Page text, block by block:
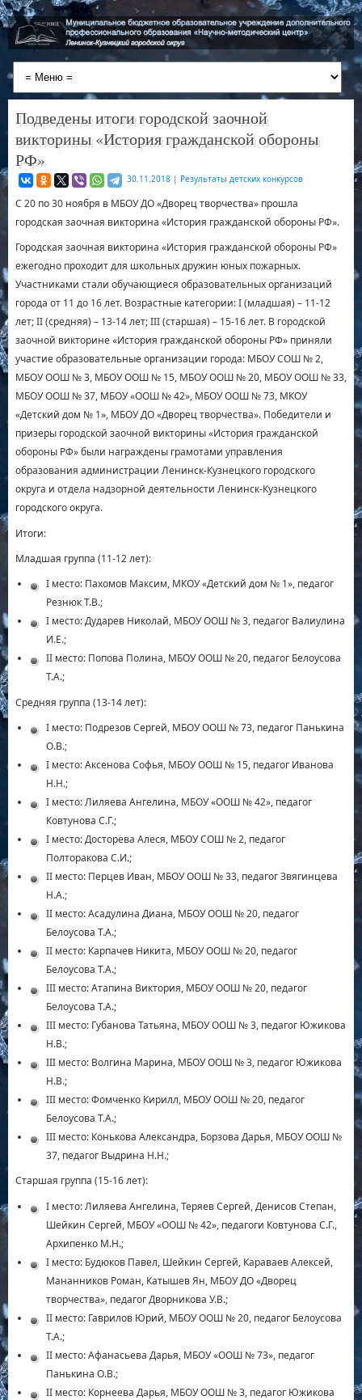
Подведены итоги городской заочной
викторины «История гражданской обороны
РФ»
30.11.2018 | Результаты детских конкурсов
С 20 по 30 ноября в МБОУ ДО «Дворец творчества» прошла
городская заочная викторина «История гражданской обороны РФ».
Городская заочная викторина «История гражданской обороны РФ»
ежегодно проходит для школьных дружин юных пожарных.
Участниками стали обучающиеся образовательных организаций
города от 11 до 16 лет. Возрастные категории: I (младшая) – 11-12
лет; II (средняя) – 13-14 лет; III (старшая) – 15-16 лет. В городской
заочной викторине «История гражданской обороны РФ» приняли
участие образовательные организации города: МБОУ СОШ № 2,
МБОУ ООШ № 3, МБОУ ООШ № 15, МБОУ ООШ № 20, МБОУ ООШ № 33,
МБОУ ООШ № 37, МБОУ «ООШ № 42», МБОУ ООШ № 73, МКОУ
«Детский дом № 1», МБОУ ДО «Дворец творчества». Победители и
призеры городской заочной викторины «История гражданской
обороны РФ» были награждены грамотами управления
образования администрации Ленинск-Кузнецкого городского
округа и отдела надзорной деятельности Ленинск-Кузнецкого
городского округа.
Итоги:
Младшая группа (11-12 лет):
I место: Пахомов Максим, МКОУ «Детский дом № 1», педагог
Резнюк Т.В.;
I место: Дударев Николай, МБОУ ООШ № 3, педагог Валиулина
И.Е.;
II место: Попова Полина, МБОУ ООШ № 20, педагог Белоусова
Т.А.;
Средняя группа (13-14 лет):
I место: Подрезов Сергей, МБОУ ООШ № 73, педагог Панькина
О.В.;
I место: Аксенова Софья, МБОУ ООШ № 15, педагог Иванова
Н.Н.;
I место: Лиляева Ангелина, МБОУ «ООШ № 42», педагог
Ковтунова С.Г.;
I место: Досторева Алеся, МБОУ СОШ № 2, педагог
Полторакова С.И.;
II место: Перцев Иван, МБОУ ООШ № 33, педагог Звягинцева
Н.А.;
II место: Асадулина Диана, МБОУ ООШ № 20, педагог
Белоусова Т.А.;
II место: Карпачев Никита, МБОУ ООШ № 20, педагог
Белоусова Т.А.;
III место: Атапина Виктория, МБОУ ООШ № 20, педагог
Белоусова Т.А.;
III место: Губанова Татьяна, МБОУ ООШ № 3, педагог Южикова
Н.В.;
III место: Волгина Марина, МБОУ ООШ № 3, педагог Южикова
Н.В.;
III место: Фомченко Кирилл, МБОУ ООШ № 20, педагог
Белоусова Т.А.;
III место: Конькова Александра, Борзова Дарья, МБОУ ООШ №
37, педагог Выдрина Н.Н.;
Старшая группа (15-16 лет):
I место: Лиляева Ангелина, Теряев Сергей, Денисов Степан,
Шейкин Сергей, МБОУ «ООШ № 42», педагоги Ковтунова С.Г.,
Архипенко М.Н.;
I место: Будюков Павел, Шейкин Сергей, Караваев Алексей,
Мананников Роман, Катышев Ян, МБОУ ДО «Дворец
творчества», педагог Дворникова У.В.;
II место: Гаврилов Юрий, МБОУ ООШ № 20, педагог Белоусова
Т.А.;
II место: Афанасьева Дарья, МБОУ «ООШ № 73», педагог
Панькина О.В.;
II место: Корнеева Дарья, МБОУ ООШ № 3, педагог Южикова